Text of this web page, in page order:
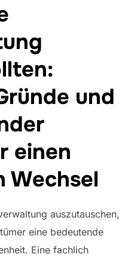
und
einen
Wechsel
auszutauschen,
eine bedeutende
Eine fachlich